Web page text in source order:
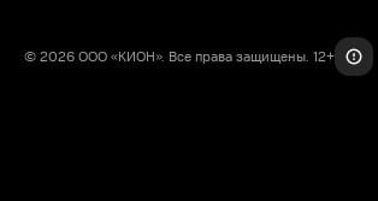
© 2026 ООО «КИОН». Все права защищены. 12+